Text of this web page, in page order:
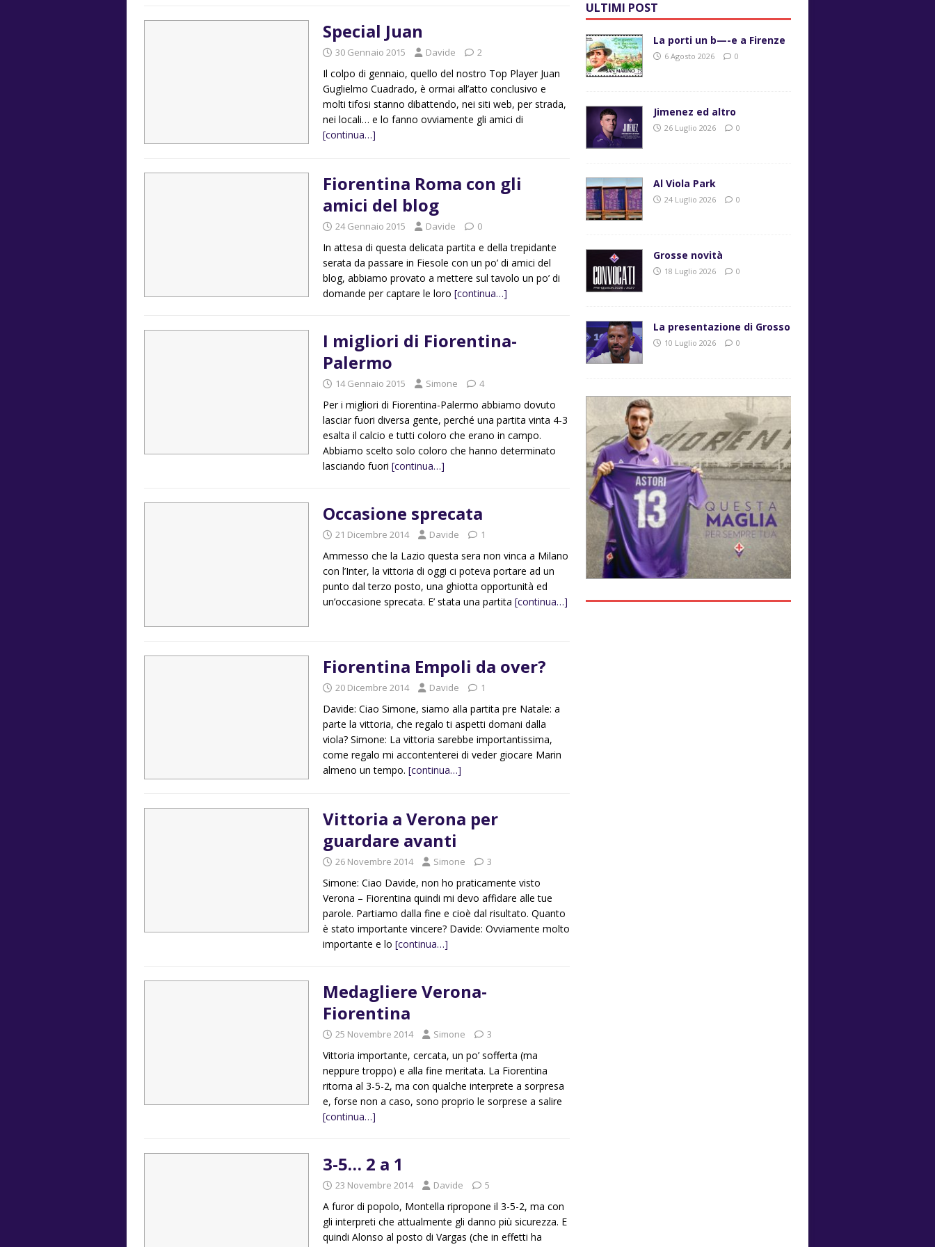
Special Juan
30 Gennaio 2015 Davide 2
Il colpo di gennaio, quello del nostro Top Player Juan
Guglielmo Cuadrado, è ormai all’atto conclusivo e
molti tifosi stanno dibattendo, nei siti web, per strada,
nei locali… e lo fanno ovviamente gli amici di
[continua…]
Fiorentina Roma con gli
amici del blog
24 Gennaio 2015 Davide 0
In attesa di questa delicata partita e della trepidante
serata da passare in Fiesole con un po’ di amici del
blog, abbiamo provato a mettere sul tavolo un po’ di
domande per captare le loro [continua…]
I migliori di Fiorentina-
Palermo
14 Gennaio 2015 Simone 4
Per i migliori di Fiorentina-Palermo abbiamo dovuto
lasciar fuori diversa gente, perché una partita vinta 4-3
esalta il calcio e tutti coloro che erano in campo.
Abbiamo scelto solo coloro che hanno determinato
lasciando fuori [continua…]
Occasione sprecata
21 Dicembre 2014 Davide 1
Ammesso che la Lazio questa sera non vinca a Milano
con l’Inter, la vittoria di oggi ci poteva portare ad un
punto dal terzo posto, una ghiotta opportunità ed
un’occasione sprecata. E’ stata una partita [continua…]
Fiorentina Empoli da over?
20 Dicembre 2014 Davide 1
Davide: Ciao Simone, siamo alla partita pre Natale: a
parte la vittoria, che regalo ti aspetti domani dalla
viola? Simone: La vittoria sarebbe importantissima,
come regalo mi accontenterei di veder giocare Marin
almeno un tempo. [continua…]
Vittoria a Verona per
guardare avanti
26 Novembre 2014 Simone 3
Simone: Ciao Davide, non ho praticamente visto
Verona – Fiorentina quindi mi devo affidare alle tue
parole. Partiamo dalla fine e cioè dal risultato. Quanto
è stato importante vincere? Davide: Ovviamente molto
importante e lo [continua…]
Medagliere Verona-
Fiorentina
25 Novembre 2014 Simone 3
Vittoria importante, cercata, un po’ sofferta (ma
neppure troppo) e alla fine meritata. La Fiorentina
ritorna al 3-5-2, ma con qualche interprete a sorpresa
e, forse non a caso, sono proprio le sorprese a salire
[continua…]
3-5… 2 a 1
23 Novembre 2014 Davide 5
A furor di popolo, Montella ripropone il 3-5-2, ma con
gli interpreti che attualmente gli danno più sicurezza. E
quindi Alonso al posto di Vargas (che in effetti ha
ULTIMI POST
La porti un b—-e a Firenze
6 Agosto 2026 0
Jimenez ed altro
26 Luglio 2026 0
Al Viola Park
24 Luglio 2026 0
Grosse novità
18 Luglio 2026 0
La presentazione di Grosso
10 Luglio 2026 0